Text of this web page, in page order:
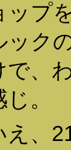
ップ
ック
で、
。
、